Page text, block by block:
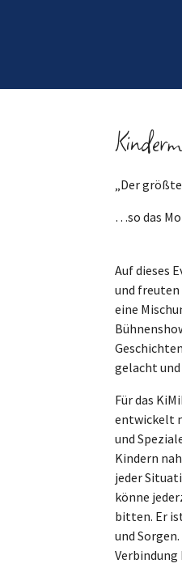
„Der
…so das
Auf dieses
und freuten
eine
gelacht
Für das
entwickelt
und
Kindern
jeder
könne
bitten. Er
und
Verbindung